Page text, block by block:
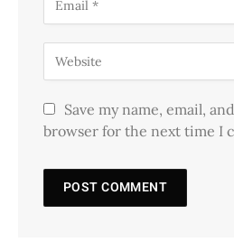
Save my name, email,
browser for the next time I